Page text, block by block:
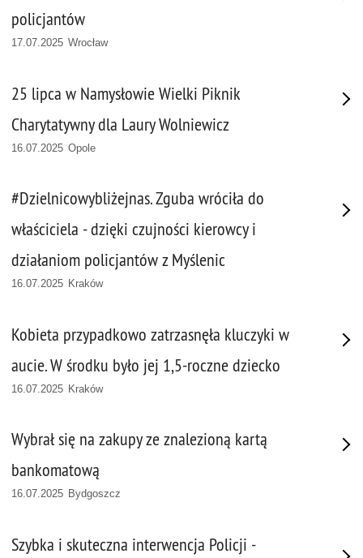
policjantów
17.07.2025 Wrocław
25 lipca w Namysłowie Wielki Piknik
Charytatywny dla Laury Wolniewicz
16.07.2025 Opole
#Dzielnicowybliżejnas. Zguba wróciła do
właściciela - dzięki czujności kierowcy i
działaniom policjantów z Myślenic
16.07.2025 Kraków
Kobieta przypadkowo zatrzasnęła kluczyki w
aucie. W środku było jej 1,5-roczne dziecko
16.07.2025 Kraków
Wybrał się na zakupy ze znalezioną kartą
bankomatową
16.07.2025 Bydgoszcz
Szybka i skuteczna interwencja Policji -